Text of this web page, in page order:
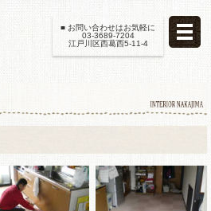
■ お問い合わせはお気軽に
03-3689-7204
江戸川区西葛西5-11-4